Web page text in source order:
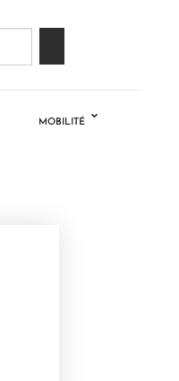
MOBILITÉ